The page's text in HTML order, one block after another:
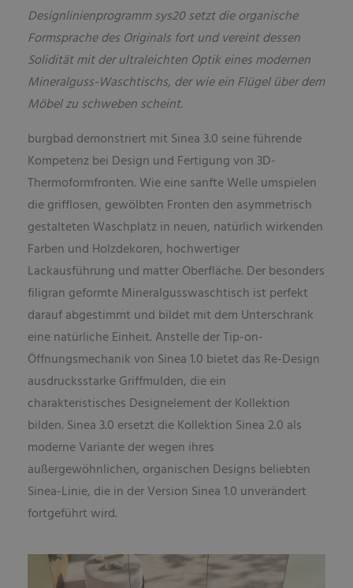
Designlinienprogramm sys20 setzt die organische
Formsprache des Originals fort und vereint dessen
Solidität mit der ultraleichten Optik eines modernen
Mineralguss-Waschtischs, der wie ein Flügel über dem
Möbel zu schweben scheint.
burgbad demonstriert mit Sinea 3.0 seine führende
Kompetenz bei Design und Fertigung von 3D-
Thermoformfronten. Wie eine sanfte Welle umspielen
die grifflosen, gewölbten Fronten den asymmetrisch
gestalteten Waschplatz in neuen, natürlich wirkenden
Farben und Holzdekoren, hochwertiger
Lackausführung und matter Oberfläche. Der besonders
filigran geformte Mineralgusswaschtisch ist perfekt
darauf abgestimmt und bildet mit dem Unterschrank
eine natürliche Einheit. Anstelle der Tip-on-
Öffnungsmechanik von Sinea 1.0 bietet das Re-Design
ausdrucksstarke Griffmulden, die ein
charakteristisches Designelement der Kollektion
bilden. Sinea 3.0 ersetzt die Kollektion Sinea 2.0 als
moderne Variante der wegen ihres
außergewöhnlichen, organischen Designs beliebten
Sinea-Linie, die in der Version Sinea 1.0 unverändert
fortgeführt wird.